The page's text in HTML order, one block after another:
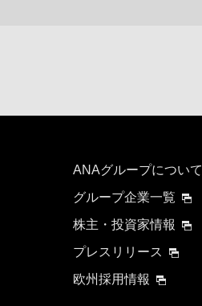
ANAグループについて
グループ企業一覧
株主・投資家情報
プレスリリース
欧州採用情報